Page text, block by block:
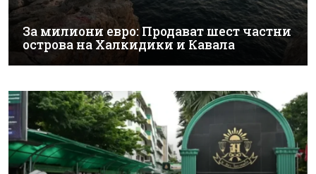
За милиони евро: Продават шест частни
острова на Халкидики и Кавала